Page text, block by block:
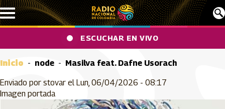
Pasar al contenido principal
ESCUCHAR EN VIVO
Inicio node Masilva feat. Dafne Usorach
Enviado por stovar el Lun, 06/04/2026 - 08:17
Imagen portada